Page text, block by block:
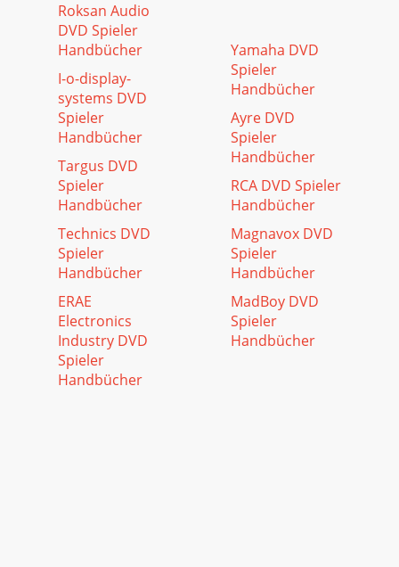
Roksan Audio
DVD Spieler
Handbücher
I-o-display-
systems DVD
Spieler
Handbücher
Targus DVD
Spieler
Handbücher
Technics DVD
Spieler
Handbücher
ERAE
Electronics
Industry DVD
Spieler
Handbücher
Yamaha DVD
Spieler
Handbücher
Ayre DVD
Spieler
Handbücher
RCA DVD Spieler
Handbücher
Magnavox DVD
Spieler
Handbücher
MadBoy DVD
Spieler
Handbücher